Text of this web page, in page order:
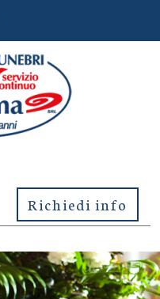
(FOGGIA)
Richiedi info